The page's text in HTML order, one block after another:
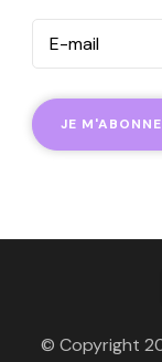
© Copyright